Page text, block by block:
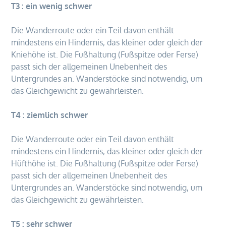
T3 : ein wenig schwer
Die Wanderroute oder ein Teil davon enthält
mindestens ein Hindernis, das kleiner oder gleich der
Kniehöhe ist. Die Fußhaltung (Fußspitze oder Ferse)
passt sich der allgemeinen Unebenheit des
Untergrundes an. Wanderstöcke sind notwendig, um
das Gleichgewicht zu gewährleisten.
T4 : ziemlich schwer
Die Wanderroute oder ein Teil davon enthält
mindestens ein Hindernis, das kleiner oder gleich der
Hüfthöhe ist. Die Fußhaltung (Fußspitze oder Ferse)
passt sich der allgemeinen Unebenheit des
Untergrundes an. Wanderstöcke sind notwendig, um
das Gleichgewicht zu gewährleisten.
T5 : sehr schwer